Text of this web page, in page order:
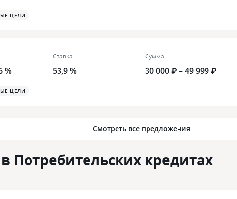
ЦЕЛИ
%
Ставка
53,9 %
Сумма
30 000 ₽ – 49 999 ₽
ЦЕЛИ
Смотреть все предложения
Потребительских кредитах